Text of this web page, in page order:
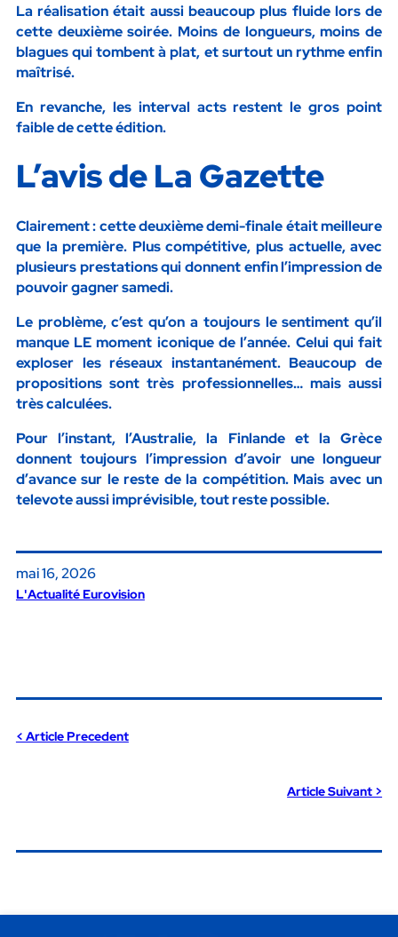
La réalisation était aussi beaucoup plus fluide lors de
cette deuxième soirée. Moins de longueurs, moins de
blagues qui tombent à plat, et surtout un rythme enfin
maîtrisé.
En revanche, les interval actsrestent le gros point
faible de cette édition.
L’avis de La Gazette
Clairement : cette deuxième demi-finale étaitmeilleure
que la première. Plus compétitive, plus actuelle, avec
plusieurs prestations qui donnent enfin l’impression de
pouvoir gagner samedi.
Le problème, c’est qu’on a toujours le sentiment qu’il
manque LE moment iconique de l’année. Celui qui fait
exploser les réseaux instantanément. Beaucoup de
propositions sont très professionnelles… mais aussi
très calculées.
Pour l’instant, l’Australie, la Finlande et la Grèce
donnent toujours l’impression d’avoir une longueur
d’avance sur le reste de la compétition. Mais avec un
televote aussi imprévisible, tout reste possible.
mai 16, 2026
L'Actualité Eurovision
< Article Precedent
Article Suivant >